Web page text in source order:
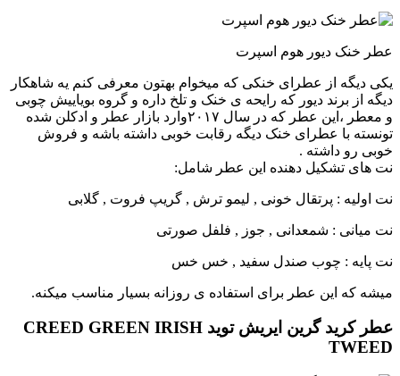
عطر خنک دیور هوم اسپرت
یکی دیگه از عطرای خنکی که میخوام بهتون معرفی کنم یه شاهکار
دیگه از برند دیور که رایحه ی خنک و تلخ داره و گروه بویاییش چوبی
و معطر ،این عطر که در سال ۲۰۱۷وارد بازار عطر و ادکلن شده
تونسته با عطرای خنک دیگه رقابت خوبی داشته باشه و فروش
خوبی رو داشته .
نت های تشکیل دهنده این عطر شامل:
نت اولیه : پرتقال خونی , لیمو ترش , گریپ فروت , گلابی
نت میانی : شمعدانی , جوز , فلفل صورتی
نت پایه : چوب صندل سفید , خس خس
میشه که این عطر برای استفاده ی روزانه بسیار مناسب میکنه.
عطر کرید گرین ایریش توید CREED GREEN IRISH
TWEED